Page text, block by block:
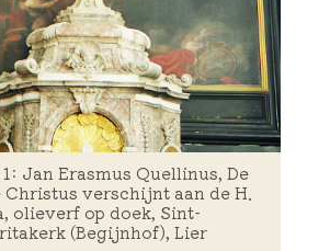
Jan Erasmus Quellinus, De
verschijnt aan de H.
olieverf op doek, Sint-
(Begijnhof), Lier